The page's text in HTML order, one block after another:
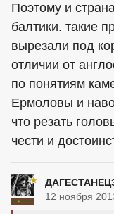
Поэтому и
балтики. такие
вырезали под
отличии от
по понятиям
Ермоловы и
что резать
чести и
12 ноября